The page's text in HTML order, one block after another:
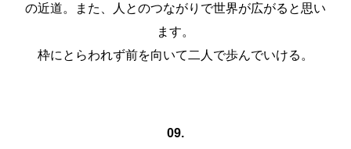
の近道。また、人とのつながりで世界が広がると思い
ます。
枠にとらわれず前を向いて二人で歩んでいける。
09.